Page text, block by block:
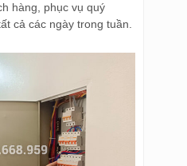
hàng, phục vụ quý
cả các ngày trong tuần.